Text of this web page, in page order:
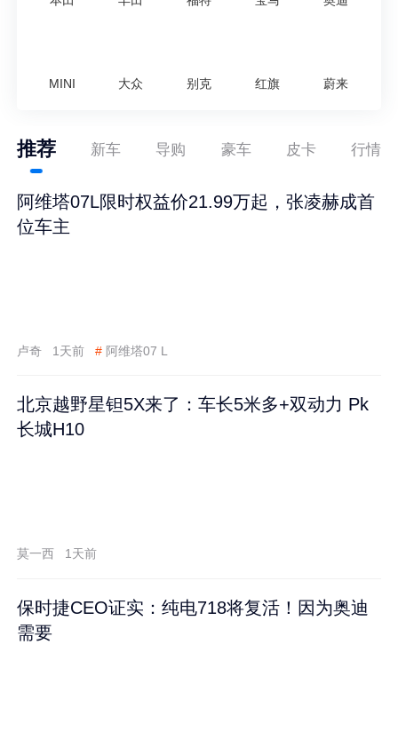
MINI 大众 别克 红旗 蔚来
推荐 新车 导购 豪车 皮卡 行情
阿维塔07L限时权益价21.99万起，张凌赫成首
位车主
卢奇 1天前 # 阿维塔07 L
北京越野星钽5X来了：车长5米多+双动力 Pk
长城H10
莫一西 1天前
保时捷CEO证实：纯电718将复活！因为奥迪
需要